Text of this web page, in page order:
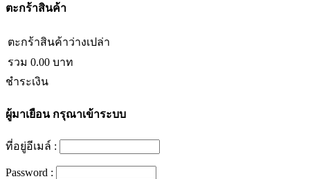
ตะกร้าสินค้า
ตะกร้าสินค้าว่างเปล่า
รวม 0.00 บาท
ชำระเงิน
ผู้มาเยือนกรุณาเข้าระบบ
ที่อยู่อีเมล์ :
Password :